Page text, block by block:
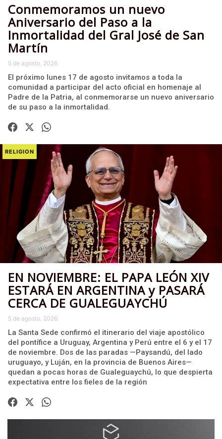
Conmemoramos un nuevo
Aniversario del Paso a la
Inmortalidad del Gral José de San
Martín
5 de agosto, 2026
El próximo lunes 17 de agosto invitamos a toda la
comunidad a participar del acto oficial en homenaje al
Padre de la Patria, al conmemorarse un nuevo aniversario
de su paso a la inmortalidad.
RELIGION
EN NOVIEMBRE: EL PAPA LEÓN XIV
ESTARÁ EN ARGENTINA y PASARÁ
CERCA DE GUALEGUAYCHÚ
5 de agosto, 2026
La Santa Sede confirmó el itinerario del viaje apostólico
del pontífice a Uruguay, Argentina y Perú entre el 6 y el 17
de noviembre. Dos de las paradas —Paysandú, del lado
uruguayo, y Luján, en la provincia de Buenos Aires—
quedan a pocas horas de Gualeguaychú, lo que despierta
expectativa entre los fieles de la región